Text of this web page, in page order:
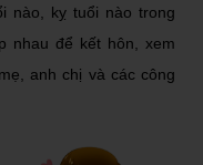
nào, kỵ tuổi nào trong
nhau để kết hôn, xem
anh chị và các công